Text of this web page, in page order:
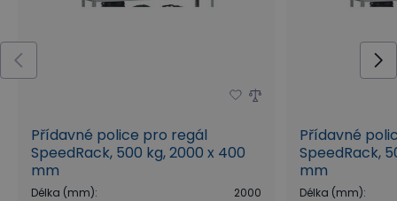
Přídavné police pro regál
SpeedRack, 500 kg, 2000 x 400
mm
Délka (mm):
2000
Přídavné
SpeedRack,
mm
Délka (mm):